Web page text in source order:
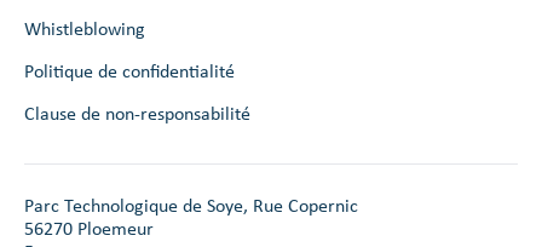
Whistleblowing
Politique de confidentialité
Clause de non-responsabilité
Parc Technologique de Soye, Rue Copernic
56270 Ploemeur